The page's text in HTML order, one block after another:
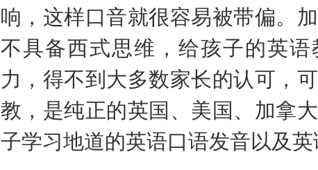
响，这样口音就很容易被带偏。
不具备西式思维，给孩子的英
力，得不到大多数家长的认可，
教，是纯正的英国、美国、加拿
子学习地道的英语口语发音以及英